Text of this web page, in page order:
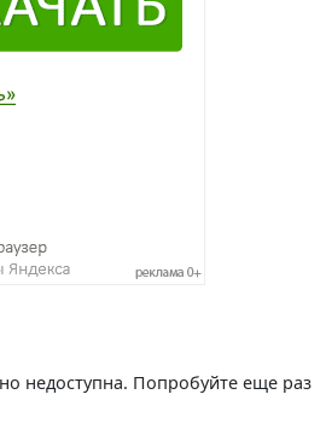
недоступна. Попробуйте еще раз